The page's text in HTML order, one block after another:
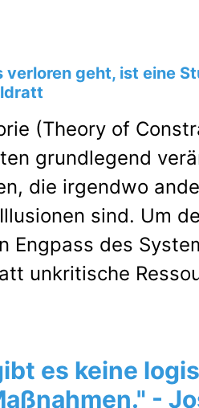
verloren geht, ist eine
(Theory of
grundlegend
die irgendwo
sind. Um
Engpass des
unkritische
es keine
-